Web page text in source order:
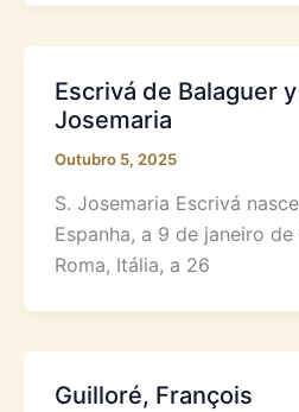
Escrivá de Balaguer
Josemaria
Outubro 5, 2025
S. Josemaria Escrivá
Espanha, a 9 de janeiro
Roma, Itália, a 26
Guilloré, François